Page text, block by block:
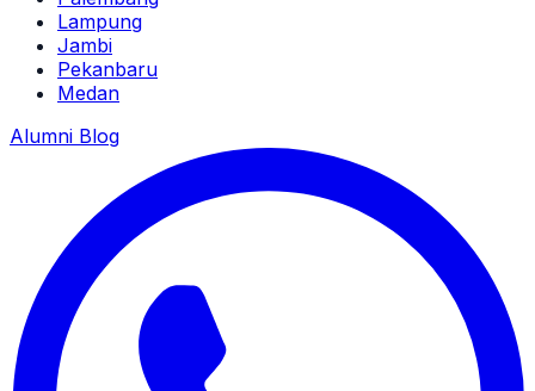
Lampung
Jambi
Pekanbaru
Medan
Alumni Blog